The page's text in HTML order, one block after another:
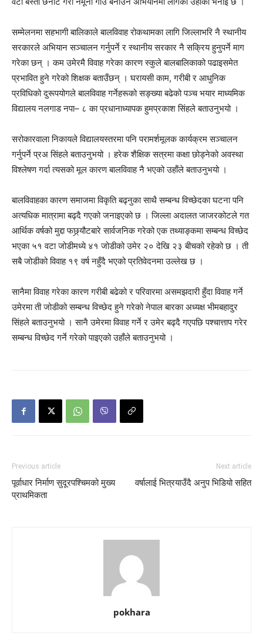
सम्मेलनमा सहभागी बालिकाले बालविवाह रोकथामका लागि जिल्लाभरि नै स्थानीय
सरकारले अभियान सञ्चालन गर्नुपर्ने र स्थानीय सरकार नै सक्रिय हुनुपर्ने माग
गरेका छन् । कम उमेरमै विवाह गरेका कारण स्कुले बालबालिकाको पढाइसमेत
प्रभावित हुने गरेको शिक्षक बताउँछन् । घरायसी काम, गरीबी र आधुनिक
प्रविधिको दुरूपयोगले बालविवाह गर्नेहरूको सङ्ख्या बढेको पञ्च भयार माध्यमिक
विद्यालय नलगाड नपा– ८ का प्रधानाध्यापक हुमप्रकाश सिंहले बताउनुभयो ।
सरोकारवाला निकायले विद्यालयस्तरमा पनि परामर्शमूलक कार्यक्रम सञ्चालन
गर्नुपर्ने प्रअ सिंहले बताउनुभयो । हरेक शैक्षिक सत्रमा कक्षा छोड्नेको अवस्था
विश्लेषण गर्दा त्यसको मूल कारण बालविवाह नै भएको उहाँले बताउनुभयो ।
बालविवाहका कारण समाजमा विकृति बढ्नुका साथै सम्बन्ध विच्छेदका घटना पनि
अत्यधिक मात्रामा बढ्दै गएको जनाइएको छ । जिल्ला अदालत जाजरकोटले गत
आर्थिक वर्षको मुद्दा फछ्र्यौटबारे सार्वजनिक गरेको एक तथ्याङ्कमा सम्बन्ध विच्छेद
भएका ५१ वटा जोडीमध्ये ४१ जोडीको उमेर २० देखि २३ बीचको रहेको छ । ती
सबै जोडीको विवाह १९ वर्ष नहुँदै भएको प्रतिवेदनमा उल्लेख छ ।
सानैमा विवाह गरेका कारण गरीबी बढेको र परिवारमा असमझदारी हुँदा विवाह गर्ने
उमेरमा ती जोडीको सम्बन्ध विच्छेद हुने गरेको नेपाल बारका अध्यक्ष भीमबहादुर
सिंहले बताउनुभयो । सानै उमेरमा विवाह गर्ने र उमेर बढ्दै गएपछि पश्चात्ताप गरेर
सम्बन्ध विच्छेद गर्ने गरेको पाइएको उहाँले बताउनुभयो ।
Previous article
पूर्वाधार निर्माण सुदूरपश्चिमको मुख्य
प्राथमिकता
Next article
वर्षालाई भित्रयाउँदै अनुप भिडियो सहित
pokhara